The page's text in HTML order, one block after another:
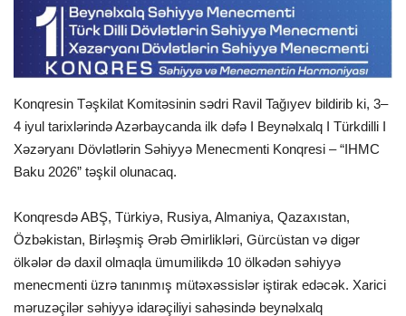
FORMULA 1
DÜNYA
ANALİTİKA
Multimedia
Konqresin Təşkilat Komitəsinin sədri Ravil Tağıyev bildirib ki, 3–
4 iyul tarixlərində Azərbaycanda ilk dəfə I Beynəlxalq I Türkdilli I
Xəzəryanı Dövlətlərin Səhiyyə Menecmenti Konqresi – “IHMC
Baku 2026” təşkil olunacaq.
Konqresdə ABŞ, Türkiyə, Rusiya, Almaniya, Qazaxıstan,
Özbəkistan, Birləşmiş Ərəb Əmirlikləri, Gürcüstan və digər
ölkələr də daxil olmaqla ümumilikdə 10 ölkədən səhiyyə
menecmenti üzrə tanınmış mütəxəssislər iştirak edəcək. Xarici
məruzəçilər səhiyyə idarəçiliyi sahəsində beynəlxalq